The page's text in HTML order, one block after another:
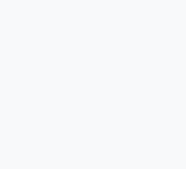
utbildningen läggas upp intensivt för dig